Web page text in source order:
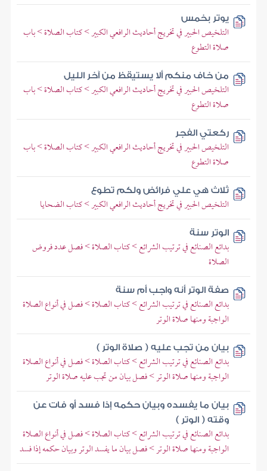
يوتر بخمس
التلخيص الحبير في تخريج أحاديث الرافعي الكبير > كتاب الصلاة > باب
صلاة التطوع
من خاف منكم ألا يستيقظ من آخر الليل
التلخيص الحبير في تخريج أحاديث الرافعي الكبير > كتاب الصلاة > باب
صلاة التطوع
ركعتي الفجر
التلخيص الحبير في تخريج أحاديث الرافعي الكبير > كتاب الصلاة > باب
صلاة التطوع
ثلاث هي علي فرائض ولكم تطوع
التلخيص الحبير في تخريج أحاديث الرافعي الكبير > كتاب الضحايا
الوتر سنة
بدائع الصنائع في ترتيب الشرائع > كتاب الصلاة > فصل عدد فروض
الصلاة
صفة الوتر أنه واجب أم سنة
بدائع الصنائع في ترتيب الشرائع > كتاب الصلاة > فصل في أنواع الصلاة
الواجبة ومنها صلاة الوتر
بيان من تجب عليه ( صلاة الوتر )
بدائع الصنائع في ترتيب الشرائع > كتاب الصلاة > فصل في أنواع الصلاة
الواجبة ومنها صلاة الوتر > فصل بيان من تجب عليه صلاة الوتر
بيان ما يفسده وبيان حكمه إذا فسد أو فات عن
وقته ( الوتر )
بدائع الصنائع في ترتيب الشرائع > كتاب الصلاة > فصل في أنواع الصلاة
الواجبة ومنها صلاة الوتر > فصل بيان ما يفسد الوتر وبيان حكمه إذا فسد